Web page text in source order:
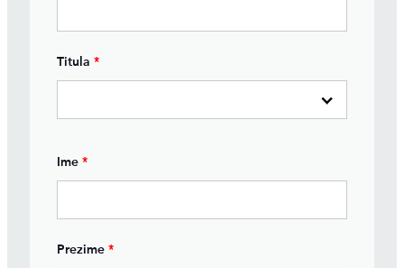
Titula *
Ime *
Prezime *